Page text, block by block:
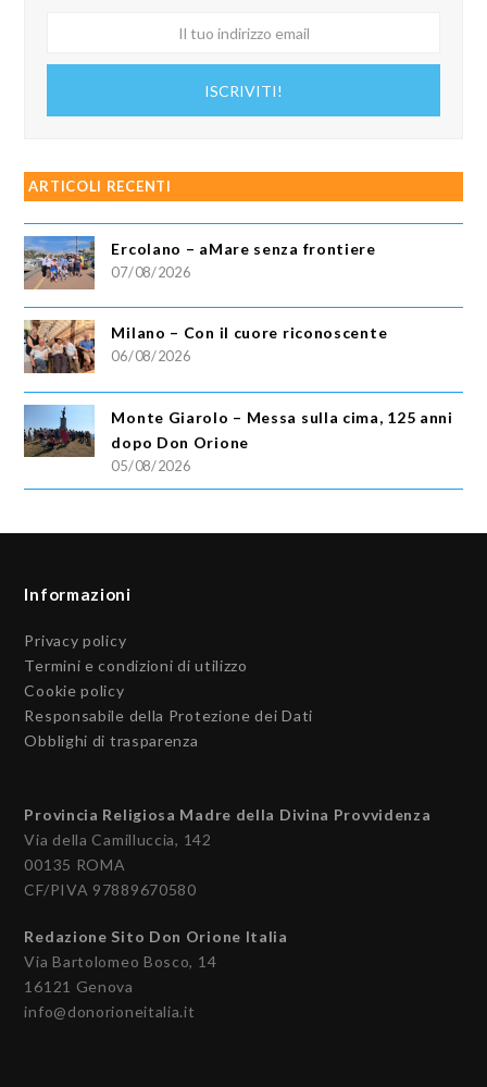
ISCRIVITI!
ARTICOLI RECENTI
Ercolano – aMare senza frontiere
07/08/2026
Milano – Con il cuore riconoscente
06/08/2026
Monte Giarolo – Messa sulla cima, 125 anni
dopo Don Orione
05/08/2026
Informazioni
Privacy policy
Termini e condizioni di utilizzo
Cookie policy
Responsabile della Protezione dei Dati
Obblighi di trasparenza
Provincia Religiosa Madre della Divina Provvidenza
Via della Camilluccia, 142
00135 ROMA
CF/PIVA 97889670580
Redazione Sito Don Orione Italia
Via Bartolomeo Bosco, 14
16121 Genova
info@donorioneitalia.it